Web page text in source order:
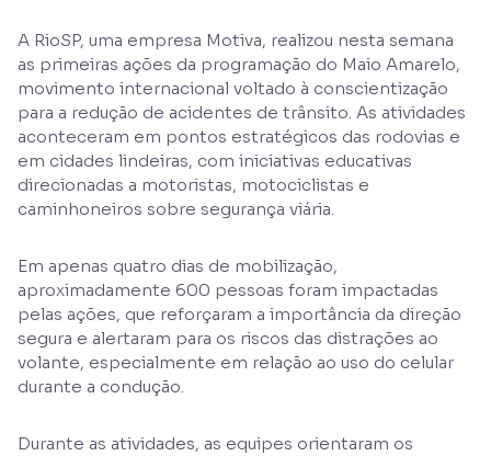
A RioSP, uma empresa Motiva, realizou nesta semana
as primeiras ações da programação do Maio Amarelo,
movimento internacional voltado à conscientização
para a redução de acidentes de trânsito. As atividades
aconteceram em pontos estratégicos das rodovias e
em cidades lindeiras, com iniciativas educativas
direcionadas a motoristas, motociclistas e
caminhoneiros sobre segurança viária.
Em apenas quatro dias de mobilização,
aproximadamente 600 pessoas foram impactadas
pelas ações, que reforçaram a importância da direção
segura e alertaram para os riscos das distrações ao
volante, especialmente em relação ao uso do celular
durante a condução.
Durante as atividades, as equipes orientaram os